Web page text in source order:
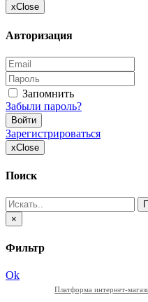
xClose
Авторизация
Запомнить
Забыли пароль?
Войти
Зарегистрироваться
xClose
Поиск
×
Фильтр
Ok
Платформа интернет-